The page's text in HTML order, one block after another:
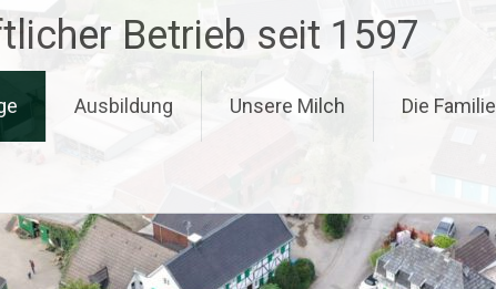
Betrieb seit 1597
Ausbildung Unsere Milch Die Familie